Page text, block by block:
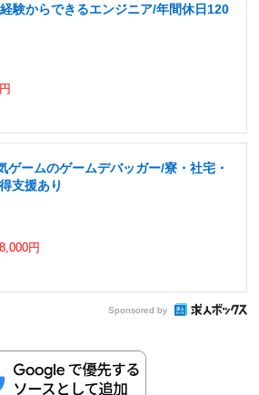
験からできるエンジニア/年間休日120
ゲームのゲームデバッガー/寮・社宅・
支援あり
円
Sponsored by